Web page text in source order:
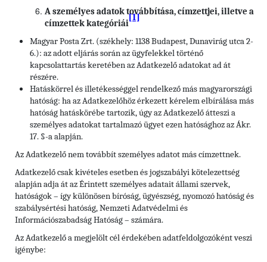
A személyes adatok továbbítása, címzettjei, illetve a
címzettek kategóriái
[1]
Magyar Posta Zrt. (székhely: 1138 Budapest, Dunavirág utca 2-
6.): az adott eljárás során az ügyfelekkel történő
kapcsolattartás keretében az Adatkezelő adatokat ad át
részére.
Hatáskörrel és illetékességgel rendelkező más magyarországi
hatóság: ha az Adatkezelőhöz érkezett kérelem elbírálása más
hatóság hatáskörébe tartozik, úgy az Adatkezelő átteszi a
személyes adatokat tartalmazó ügyet ezen hatósághoz az Ákr.
17. §-a alapján.
Az Adatkezelő nem továbbít személyes adatot más címzettnek.
Adatkezelő csak kivételes esetben és jogszabályi kötelezettség
alapján adja át az Érintett személyes adatait állami szervek,
hatóságok – így különösen bíróság, ügyészség, nyomozó hatóság és
szabálysértési hatóság, Nemzeti Adatvédelmi és
Információszabadság Hatóság – számára.
Az Adatkezelő a megjelölt cél érdekében adatfeldolgozóként veszi
igénybe: